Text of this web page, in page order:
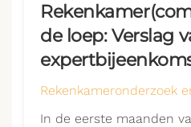
de loep: Verslag
Rekenkameronderzoek
In de eerste maanden